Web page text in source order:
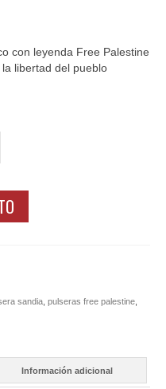
con leyenda Free Palestine
libertad del pueblo
sandia pulseras free palestine
Información adicional